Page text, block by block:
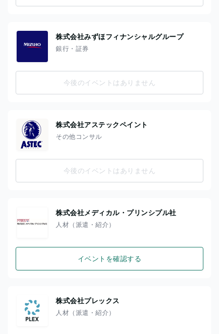
株式会社みずほフィナンシャルグループ
銀行・証券
今後のイベントはありません
株式会社アステックペイント
その他コンサル
今後のイベントはありません
株式会社メディカル・プリンシプル社
人材（派遣・紹介）
イベントを確認する
株式会社プレックス
人材（派遣・紹介）